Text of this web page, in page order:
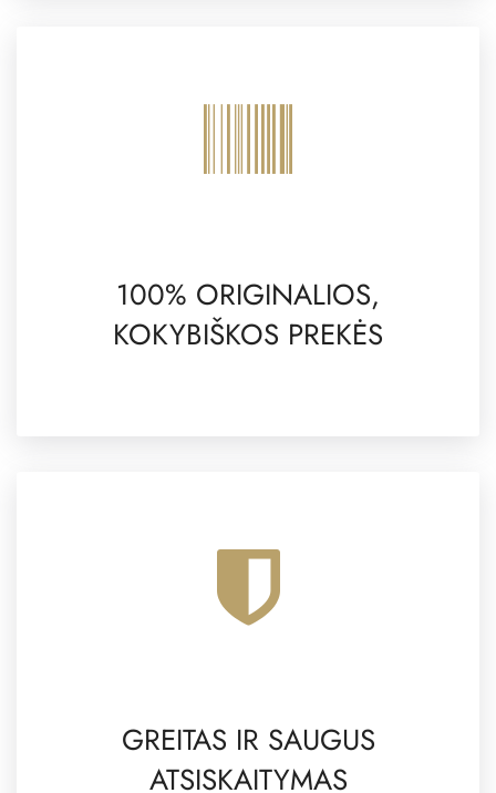
100% ORIGINALIOS,
KOKYBIŠKOS PREKĖS
GREITAS IR SAUGUS
ATSISKAITYMAS